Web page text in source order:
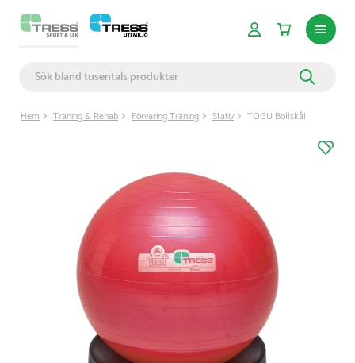
Hem Träning & Rehab Förvaring Träning Stativ TOGU Bollskål